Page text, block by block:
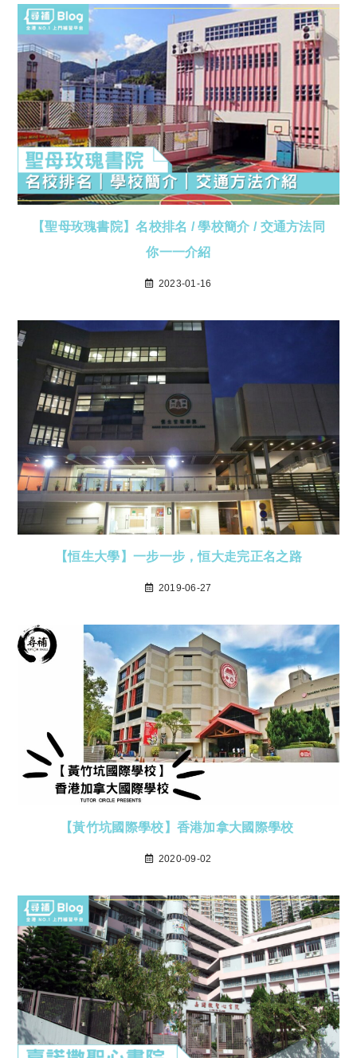
【聖母玫瑰書院】名校排名 / 學校簡介 / 交通方法同
你一一介紹
2023-01-16
【恒生大學】一步一步，恒大走完正名之路
2019-06-27
【黃竹坑國際學校】香港加拿大國際學校
2020-09-02